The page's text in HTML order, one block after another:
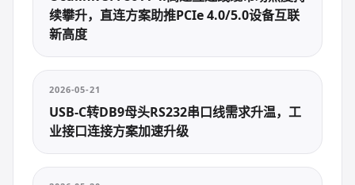
续攀升，直连方案助推PCIe 4.0/5.0设备互联
新高度
2026-05-21
USB-C转DB9母头RS232串口线需求升温，工
业接口连接方案加速升级